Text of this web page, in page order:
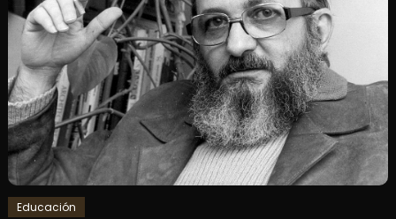
Educación